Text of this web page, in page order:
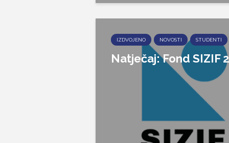
IZDVOJENO NOVOSTI STUDENTI
Natječaj: Fond SIZIF